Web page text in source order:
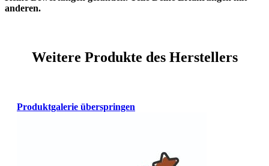
anderen.
Weitere Produkte des Herstellers
Produktgalerie überspringen